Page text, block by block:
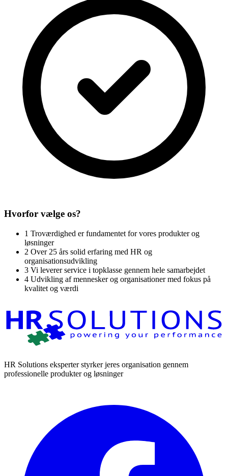
Hvorfor vælge os?
1 Troværdighed er fundamentet for vores produkter og
løsninger
2 Over 25 års solid erfaring med HR og
organisationsudvikling
3 Vi leverer service i topklasse gennem hele samarbejdet
4 Udvikling af mennesker og organisationer med fokus på
kvalitet og værdi
HR Solutions eksperter styrker jeres organisation gennem
professionelle produkter og løsninger